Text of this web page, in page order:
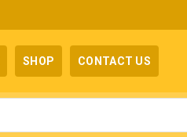
SHOP CONTACT US